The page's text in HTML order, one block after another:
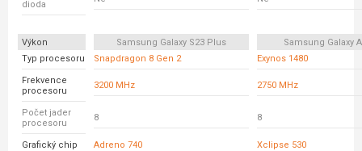
dioda
Výkon Samsung Galaxy S23 Plus
Samsung Galaxy
Typ procesoru
Snapdragon 8 Gen 2 Exynos 1480
Frekvence
procesoru
3200 MHz 2750 MHz
Počet jader
procesoru
8 8
Grafický chip Adreno 740 Xclipse 530